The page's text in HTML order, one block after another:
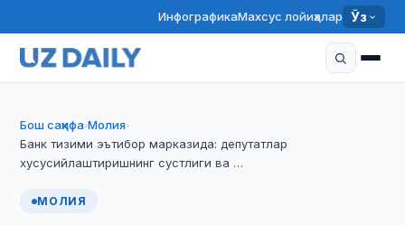
ИнфографикаМахсус лойиҳалар Ўз
Бош саҳифа›Молия›
Банк тизими эътибор марказида: депутатлар
хусусийлаштиришнинг сустлиги ва …
МОЛИЯ